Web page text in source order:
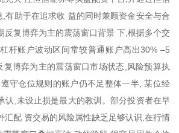
有助于在追求收 益的同时兼顾资金安全与合
反复博弈为主的震荡窗口背景 下,根据多个交
杆账户波动区间常较普通账户高出30% –5
复博弈为主的震荡窗口市场状态,风险预算执
守仓位规则的账户仍不足整体一半, 某位经
认,未设止损是最大的教训。部分投资者在早
汇配 资交易的风险属性缺乏足够认识,在行情